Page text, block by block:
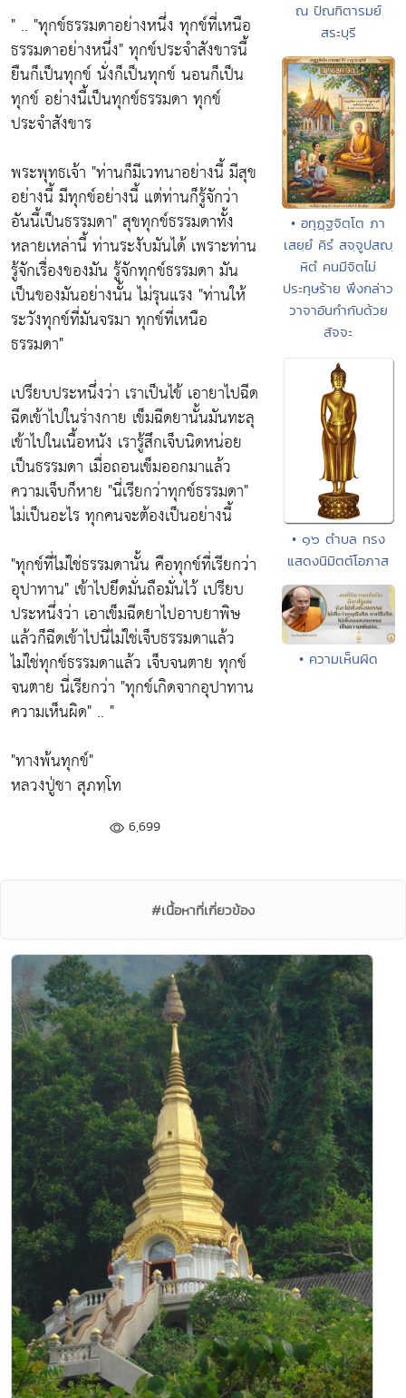
" .. "ทุกข์ธรรมดาอย่างหนึ่ง ทุกข์ที่เหนือ
ธรรมดาอย่างหนึ่ง"ทุกข์ประจำสังขารนี้
ยืนก็เป็นทุกข์ นั่งก็เป็นทุกข์ นอนก็เป็น
ทุกข์ อย่างนี้เป็นทุกข์ธรรมดา ทุกข์
ประจำสังขาร
พระพุทธเจ้า "ท่านก็มีเวทนาอย่างนี้ มีสุข
อย่างนี้ มีทุกข์อย่างนี้ แต่ท่านก็รู้จักว่า
อันนี้เป็นธรรมดา"สุขทุกข์ธรรมดาทั้ง
หลายเหล่านี้ ท่านระงับมันได้ เพราะท่าน
รู้จักเรื่องของมัน รู้จักทุกข์ธรรมดา มัน
เป็นของมันอย่างนั้น ไม่รุนแรง "ท่านให้
ระวังทุกข์ที่มันจรมา ทุกข์ที่เหนือ
ธรรมดา"
เปรียบประหนึ่งว่า เราเป็นไข้ เอายาไปฉีด
ฉีดเข้าไปในร่างกาย เข็มฉีดยานั้นมันทะลุ
เข้าไปในเนื้อหนัง เรารู้สึกเจ็บนิดหน่อย
เป็นธรรมดา เมื่อถอนเข็มออกมาแล้ว
ความเจ็บก็หาย "นี่เรียกว่าทุกข์ธรรมดา"
ไม่เป็นอะไร ทุกคนจะต้องเป็นอย่างนี้
"ทุกข์ที่ไม่ใช่ธรรมดานั้น คือทุกข์ที่เรียกว่า
อุปาทาน" เข้าไปยึดมั่นถือมั่นไว้ เปรียบ
ประหนึ่งว่า เอาเข็มฉีดยาไปอาบยาพิษ
แล้วก็ฉีดเข้าไปนี่ไม่ใช่เจ็บธรรมดาแล้ว
ไม่ใช่ทุกข์ธรรมดาแล้ว เจ็บจนตาย ทุกข์
จนตาย นี่เรียกว่า "ทุกข์เกิดจากอุปาทาน
ความเห็นผิด" .. "
"ทางพ้นทุกข์"
หลวงปู่ชา สุภทฺโท
6,699
ณ ปัณฑิตารมย์
สระบุรี
• อทุฏฺฐจิตฺโต ภา
เสยฺยํ คิรํ สจฺจูปสญฺ
หิตํ คนมีจิตไม่
ประทุษร้าย พึงกล่าว
วาจาอันกำกับด้วย
สัจจะ
• ๑๖ ตำบล ทรง
แสดงนิมิตต์โอภาส
• ความเห็นผิด
#เนื้อหาที่เกี่ยวข้อง